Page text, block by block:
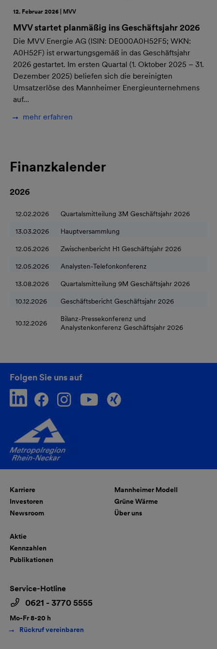
12. Februar 2026 | MVV
MVV startet planmäßig ins Geschäftsjahr 2026
Die MVV Energie AG (ISIN: DE000A0H52F5; WKN:
A0H52F) ist erwartungsgemäß in das Geschäftsjahr
2026 gestartet. Im ersten Quartal (1. Oktober 2025 – 31.
Dezember 2025) beliefen sich die bereinigten
Umsatzerlöse des Mannheimer Energieunternehmens
auf…
mehr erfahren
Finanzkalender
2026
12.02.2026 Quartalsmitteilung 3M Geschäftsjahr 2026
13.03.2026 Hauptversammlung
12.05.2026 Zwischenbericht H1 Geschäftsjahr 2026
12.05.2026 Analysten-Telefonkonferenz
13.08.2026 Quartalsmitteilung 9M Geschäftsjahr 2026
10.12.2026 Geschäftsbericht Geschäftsjahr 2026
10.12.2026
Bilanz-Pressekonferenz und
Analystenkonferenz Geschäftsjahr 2026
Folgen Sie uns auf
Karriere
Investoren
Newsroom
Mannheimer Modell
Grüne Wärme
Über uns
Aktie
Kennzahlen
Publikationen
Service-Hotline
0621 - 3770 5555
Mo-Fr 8-20 h
Rückruf vereinbaren